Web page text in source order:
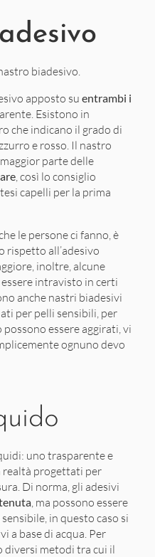
biadesivo.
apposto su entrambi i
Esistono in
che indicano il grado di
e rosso. Il nastro
parte delle
, così lo consiglio
capelli per la prima
le persone ci fanno, è
rispetto all’adesivo
inoltre, alcune
intravisto in certi
anche nastri biadesivi
per pelli sensibili, per
essere aggirati, vi
ognuno devo
uno trasparente e
realtà progettati per
Di norma, gli adesivi
, ma possono essere
in questo caso si
a base di acqua. Per
metodi tra cui il